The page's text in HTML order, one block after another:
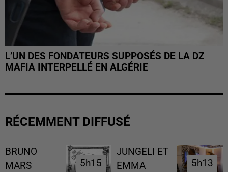
L’UN DES FONDATEURS SUPPOSÉS DE LA DZ
MAFIA INTERPELLÉ EN ALGÉRIE
RÉCEMMENT DIFFUSÉ
BRUNO
MARS
5h15
5h15
JUNGELI ET
EMMA
5h13
5h13